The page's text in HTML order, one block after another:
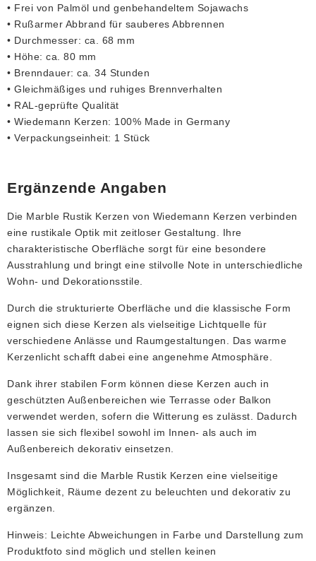
• Frei von Palmöl und genbehandeltem Sojawachs
• Rußarmer Abbrand für sauberes Abbrennen
• Durchmesser: ca. 68 mm
• Höhe: ca. 80 mm
• Brenndauer: ca. 34 Stunden
• Gleichmäßiges und ruhiges Brennverhalten
• RAL-geprüfte Qualität
• Wiedemann Kerzen: 100% Made in Germany
• Verpackungseinheit: 1 Stück
Ergänzende Angaben
Die Marble Rustik Kerzen von Wiedemann Kerzen verbinden
eine rustikale Optik mit zeitloser Gestaltung. Ihre
charakteristische Oberfläche sorgt für eine besondere
Ausstrahlung und bringt eine stilvolle Note in unterschiedliche
Wohn- und Dekorationsstile.
Durch die strukturierte Oberfläche und die klassische Form
eignen sich diese Kerzen als vielseitige Lichtquelle für
verschiedene Anlässe und Raumgestaltungen. Das warme
Kerzenlicht schafft dabei eine angenehme Atmosphäre.
Dank ihrer stabilen Form können diese Kerzen auch in
geschützten Außenbereichen wie Terrasse oder Balkon
verwendet werden, sofern die Witterung es zulässt. Dadurch
lassen sie sich flexibel sowohl im Innen- als auch im
Außenbereich dekorativ einsetzen.
Insgesamt sind die Marble Rustik Kerzen eine vielseitige
Möglichkeit, Räume dezent zu beleuchten und dekorativ zu
ergänzen.
Hinweis: Leichte Abweichungen in Farbe und Darstellung zum
Produktfoto sind möglich und stellen keinen